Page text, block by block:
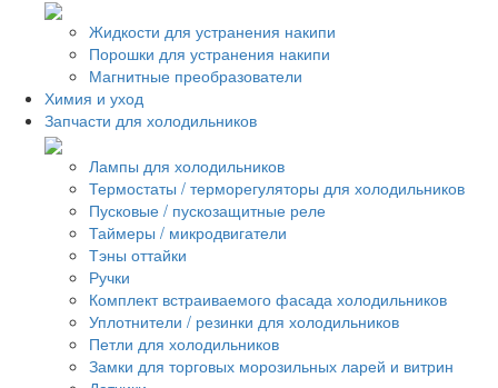
Жидкости для устранения накипи
Порошки для устранения накипи
Магнитные преобразователи
Химия и уход
Запчасти для холодильников
Лампы для холодильников
Термостаты / терморегуляторы для холодильников
Пусковые / пускозащитные реле
Таймеры / микродвигатели
Тэны оттайки
Ручки
Комплект встраиваемого фасада холодильников
Уплотнители / резинки для холодильников
Петли для холодильников
Замки для торговых морозильных ларей и витрин